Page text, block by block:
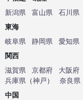
新潟県
富山県 石川県
東海
岐阜県
静岡県 愛知県
関西
滋賀県
京都府 大阪府
兵庫県 （神戸） 奈良県
中国